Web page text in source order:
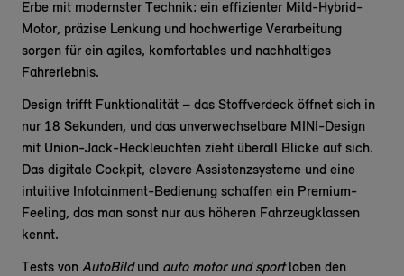
Erbe mit modernster Technik: ein effizienter Mild-Hybrid-
Motor, präzise Lenkung und hochwertige Verarbeitung
sorgen für ein agiles, komfortables und nachhaltiges
Fahrerlebnis.
Design trifft Funktionalität – das Stoffverdeck öffnet sich in
nur 18 Sekunden, und das unverwechselbare MINI-Design
mit Union-Jack-Heckleuchten zieht überall Blicke auf sich.
Das digitale Cockpit, clevere Assistenzsysteme und eine
intuitive Infotainment-Bedienung schaffen ein Premium-
Feeling, das man sonst nur aus höheren Fahrzeugklassen
kennt.
Tests von AutoBildund auto motor und sportloben den